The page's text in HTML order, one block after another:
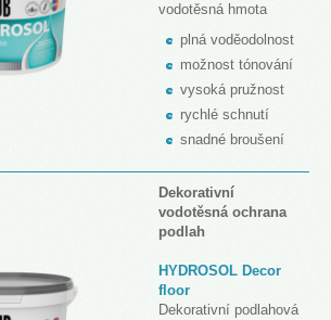
vodotěsná hmota
plná voděodolnost
možnost tónování
vysoká pružnost
rychlé schnutí
snadné broušení
Dekorativní
vodotěsná ochrana
podlah
HYDROSOL Decor
floor
Dekorativní podlahová